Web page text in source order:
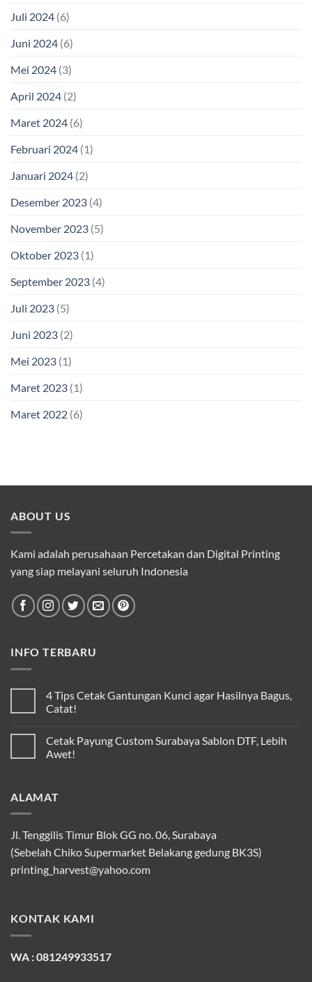
Juli 2024 (6)
Juni 2024 (6)
Mei 2024 (3)
April 2024 (2)
Maret 2024 (6)
Februari 2024 (1)
Januari 2024 (2)
Desember 2023 (4)
November 2023 (5)
Oktober 2023 (1)
September 2023 (4)
Juli 2023 (5)
Juni 2023 (2)
Mei 2023 (1)
Maret 2023 (1)
Maret 2022 (6)
ABOUT US
Kami adalah perusahaan Percetakan dan Digital Printing
yang siap melayani seluruh Indonesia
INFO TERBARU
4 Tips Cetak Gantungan Kunci agar Hasilnya Bagus,
Catat!
Cetak Payung Custom Surabaya Sablon DTF, Lebih
Awet!
ALAMAT
Jl. Tenggilis Timur Blok GG no. 06, Surabaya
(Sebelah Chiko Supermarket Belakang gedung BK3S)
printing_harvest@yahoo.com
KONTAK KAMI
WA : 081249933517